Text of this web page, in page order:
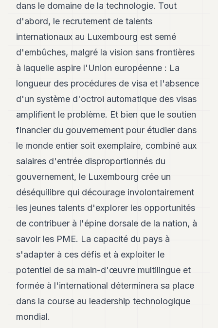
dans le domaine de la technologie. Tout
d'abord, le recrutement de talents
internationaux au Luxembourg est semé
d'embûches, malgré la vision sans frontières
à laquelle aspire l'Union européenne : La
longueur des procédures de visa et l'absence
d'un système d'octroi automatique des visas
amplifient le problème. Et bien que le soutien
financier du gouvernement pour étudier dans
le monde entier soit exemplaire, combiné aux
salaires d'entrée disproportionnés du
gouvernement, le Luxembourg crée un
déséquilibre qui décourage involontairement
les jeunes talents d'explorer les opportunités
de contribuer à l'épine dorsale de la nation, à
savoir les PME. La capacité du pays à
s'adapter à ces défis et à exploiter le
potentiel de sa main-d'œuvre multilingue et
formée à l'international déterminera sa place
dans la course au leadership technologique
mondial.